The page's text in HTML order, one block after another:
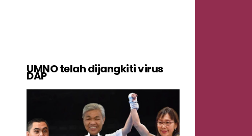
UMNO telah dijangkiti virus
DAP